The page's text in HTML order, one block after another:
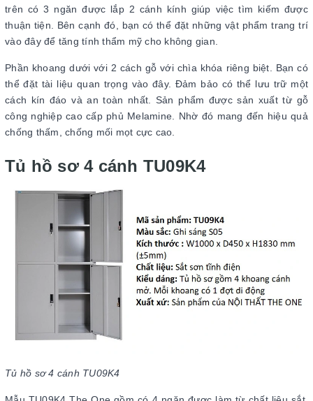
trên có 3 ngăn được lắp 2 cánh kính giúp việc tìm kiếm được
thuận tiện. Bên cạnh đó, bạn có thể đặt những vật phẩm trang trí
vào đây để tăng tính thẩm mỹ cho không gian.
Phần khoang dưới với 2 cách gỗ với chìa khóa riêng biệt. Bạn có
thể đặt tài liệu quan trọng vào đây. Đảm bảo có thể lưu trữ một
cách kín đáo và an toàn nhất. Sản phẩm được sản xuất từ gỗ
công nghiệp cao cấp phủ Melamine. Nhờ đó mang đến hiệu quả
chống thấm, chống mối mọt cực cao.
Tủ hồ sơ 4 cánh TU09K4
Tủ hồ sơ 4 cánh TU09K4